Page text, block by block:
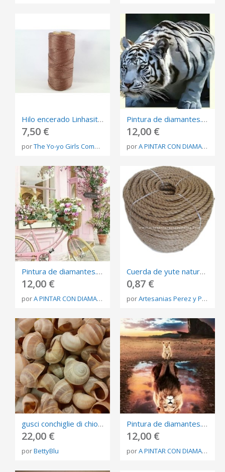
Hilo encerado Linhasita 1mm n.567
7,50 €
porThe Yo-yo Girls Company
Pintura de diamantes. Cuadro de manualidades de lienzo 30X40cms Ref: shdiysup18200817666
12,00 €
porA PINTAR CON DIAMANTES
Pintura de diamantes. Cuadro de manualidades de lienzo 30X40cms Ref: shdiysup18200817666
12,00 €
porA PINTAR CON DIAMANTES
Cuerda de yute natural 10mm
0,87 €
porArtesanias Perez y Perez
gusci conchiglie di chiocciole di terra
22,00 €
porBettyBlu
Pintura de diamantes. Cuadro de manualidades de lienzo 30X40cms Ref: shdiysup18201020783
12,00 €
porA PINTAR CON DIAMANTES